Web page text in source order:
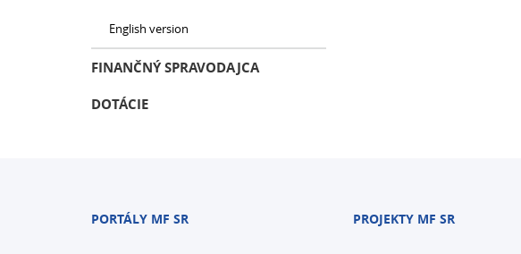
English version
FINANČNÝ SPRAVODAJCA
DOTÁCIE
PORTÁLY MF SR PROJEKTY MF SR